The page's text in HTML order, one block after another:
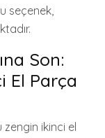
seçenek,
Son:
El Parça
zengin ikinci el